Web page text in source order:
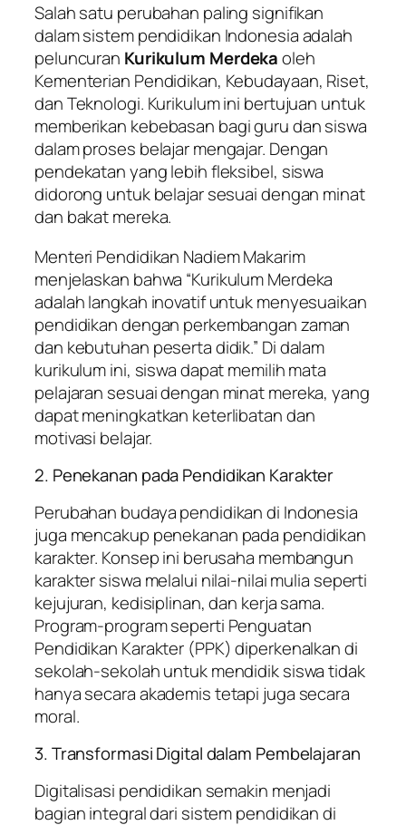
Salah satu perubahan paling signifikan
dalam sistem pendidikan Indonesia adalah
peluncuran Kurikulum Merdekaoleh
Kementerian Pendidikan, Kebudayaan, Riset,
dan Teknologi. Kurikulum ini bertujuan untuk
memberikan kebebasan bagi guru dan siswa
dalam proses belajar mengajar. Dengan
pendekatan yang lebih fleksibel, siswa
didorong untuk belajar sesuai dengan minat
dan bakat mereka.
Menteri Pendidikan Nadiem Makarim
menjelaskan bahwa “Kurikulum Merdeka
adalah langkah inovatif untuk menyesuaikan
pendidikan dengan perkembangan zaman
dan kebutuhan peserta didik.” Di dalam
kurikulum ini, siswa dapat memilih mata
pelajaran sesuai dengan minat mereka, yang
dapat meningkatkan keterlibatan dan
motivasi belajar.
2. Penekanan pada Pendidikan Karakter
Perubahan budaya pendidikan di Indonesia
juga mencakup penekanan pada pendidikan
karakter. Konsep ini berusaha membangun
karakter siswa melalui nilai-nilai mulia seperti
kejujuran, kedisiplinan, dan kerja sama.
Program-program seperti Penguatan
Pendidikan Karakter (PPK) diperkenalkan di
sekolah-sekolah untuk mendidik siswa tidak
hanya secara akademis tetapi juga secara
moral.
3. Transformasi Digital dalam Pembelajaran
Digitalisasi pendidikan semakin menjadi
bagian integral dari sistem pendidikan di